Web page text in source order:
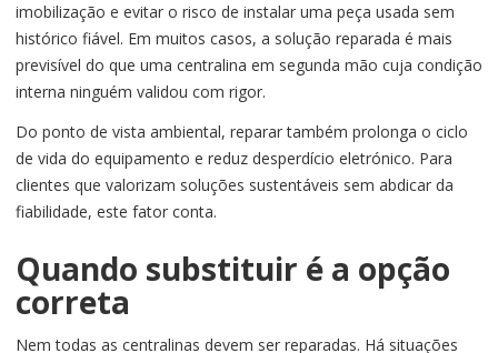
imobilização e evitar o risco de instalar uma peça usada sem
histórico fiável. Em muitos casos, a solução reparada é mais
previsível do que uma centralina em segunda mão cuja condição
interna ninguém validou com rigor.
Do ponto de vista ambiental, reparar também prolonga o ciclo
de vida do equipamento e reduz desperdício eletrónico. Para
clientes que valorizam soluções sustentáveis sem abdicar da
fiabilidade, este fator conta.
Quando substituir é a opção
correta
Nem todas as centralinas devem ser reparadas. Há situações